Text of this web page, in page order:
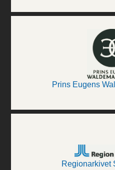
Prins Eugens
Regionarkivet